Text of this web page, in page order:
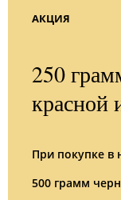
АКЦИЯ
250
красной
При покупке
500 грамм